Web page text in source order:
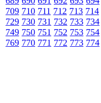
709 710 711 712 713 714
729 730 731 732 733 734
749 750 751 752 753 754
769 770 771 772 773 774